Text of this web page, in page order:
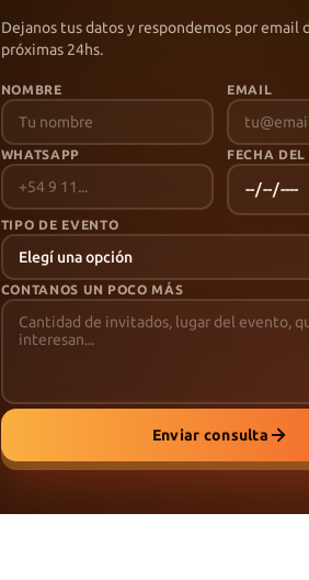
Dejanos tus datos y respondemos por email
próximas 24hs.
NOMBRE EMAIL
WHATSAPP FECHA DEL
TIPO DE EVENTO
CONTANOS UN POCO MÁS
Enviar consulta